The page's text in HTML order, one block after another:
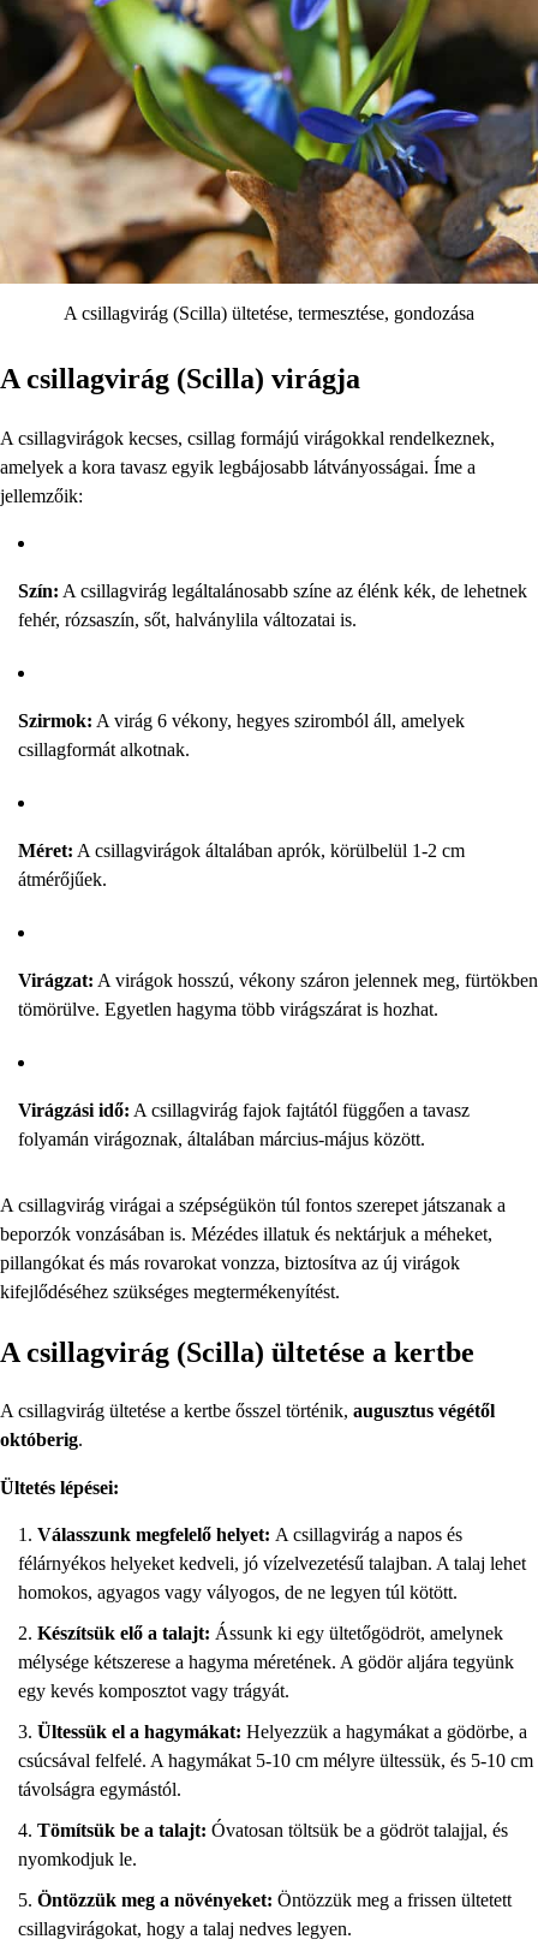
A csillagvirág (Scilla) ültetése, termesztése, gondozása
A csillagvirág (Scilla) virágja
A csillagvirágok kecses, csillag formájú virágokkal rendelkeznek,
amelyek a kora tavasz egyik legbájosabb látványosságai. Íme a
jellemzőik:
Szín: A csillagvirág legáltalánosabb színe az élénk kék, de lehetnek
fehér, rózsaszín, sőt, halványlila változatai is.
Szirmok: A virág 6 vékony, hegyes sziromból áll, amelyek
csillagformát alkotnak.
Méret: A csillagvirágok általában aprók, körülbelül 1-2 cm
átmérőjűek.
Virágzat: A virágok hosszú, vékony száron jelennek meg, fürtökben
tömörülve. Egyetlen hagyma több virágszárat is hozhat.
Virágzási idő: A csillagvirág fajok fajtától függően a tavasz
folyamán virágoznak, általában március-május között.
A csillagvirág virágai a szépségükön túl fontos szerepet játszanak a
beporzók vonzásában is. Mézédes illatuk és nektárjuk a méheket,
pillangókat és más rovarokat vonzza, biztosítva az új virágok
kifejlődéséhez szükséges megtermékenyítést.
A csillagvirág (Scilla) ültetése a kertbe
A csillagvirág ültetése a kertbe ősszel történik, augusztus végétől
októberig.
Ültetés lépései:
Válasszunk megfelelő helyet: A csillagvirág a napos és
félárnyékos helyeket kedveli, jó vízelvezetésű talajban. A talaj lehet
homokos, agyagos vagy vályogos, de ne legyen túl kötött.
Készítsük elő a talajt: Ássunk ki egy ültetőgödröt, amelynek
mélysége kétszerese a hagyma méretének. A gödör aljára tegyünk
egy kevés komposztot vagy trágyát.
Ültessük el a hagymákat: Helyezzük a hagymákat a gödörbe, a
csúcsával felfelé. A hagymákat 5-10 cm mélyre ültessük, és 5-10 cm
távolságra egymástól.
Tömítsük be a talajt: Óvatosan töltsük be a gödröt talajjal, és
nyomkodjuk le.
Öntözzük meg a növényeket: Öntözzük meg a frissen ültetett
csillagvirágokat, hogy a talaj nedves legyen.